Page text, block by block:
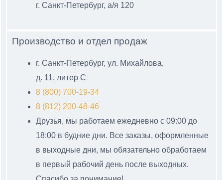
г. Санкт-Петербург, а/я 120
Производство и отдел продаж
г. Санкт-Петербург, ул. Михайлова,
д. 11, литер С
8 (800) 700-19-34
8 (812) 200-48-46
Друзья, мы работаем ежедневно с 09:00 до
18:00 в будние дни. Все заказы, оформленные
в выходные дни, мы обязательно обработаем
в первый рабочий день после выходных.